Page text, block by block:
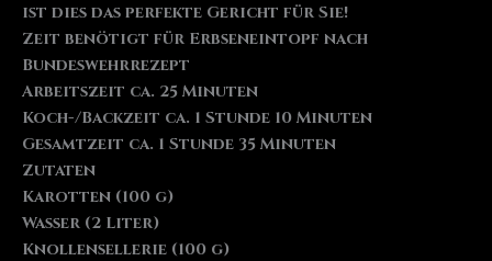
ist dies das perfekte Gericht für Sie!
Zeit benötigt für Erbseneintopf nach
Bundeswehrrezept
Arbeitszeit ca. 25 Minuten
Koch-/Backzeit ca. 1 Stunde 10 Minuten
Gesamtzeit ca. 1 Stunde 35 Minuten
Zutaten
Karotten (100 g)
Wasser (2 Liter)
Knollensellerie (100 g)